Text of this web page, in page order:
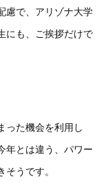
慮で、アリゾナ大学
にも、ご挨拶だけで
った機会を利用し
年とは違う、パワー
うです。